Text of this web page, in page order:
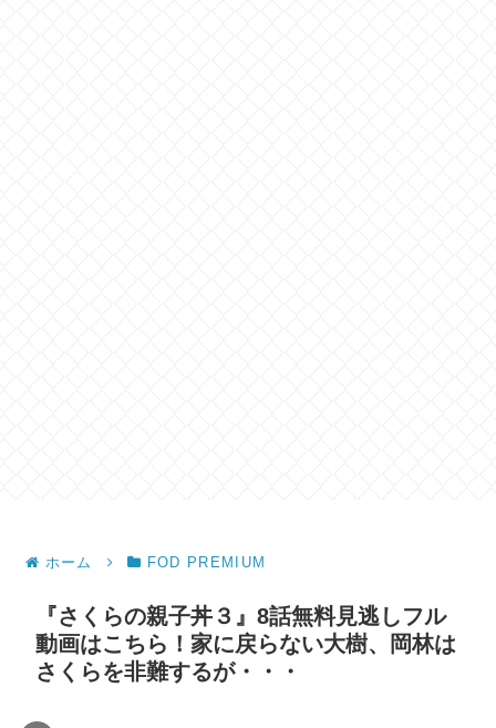
ホーム FOD PREMIUM
『さくらの親子丼３』8話無料見逃しフル
動画はこちら！家に戻らない大樹、岡林は
さくらを非難するが・・・